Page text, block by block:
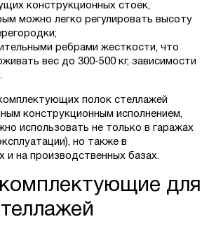
конструкционных стоек,
можно легко регулировать высоту
ребрами жесткости, что
вес до 300-500 кг, зависимости
полок стеллажей
конструкционным исполнением,
использовать не только в гаражах
но также в
и на производственных базах.
комплектующие для